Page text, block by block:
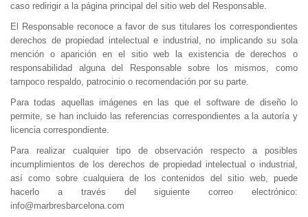
caso redirigir a la página principal del sitio web del Responsable.
El Responsable reconoce a favor de sus titulares los correspondientes
derechos de propiedad intelectual e industrial, no implicando su sola
mención o aparición en el sitio web la existencia de derechos o
responsabilidad alguna del Responsable sobre los mismos, como
tampoco respaldo, patrocinio o recomendación por su parte.
Para todas aquellas imágenes en las que el software de diseño lo
permite, se han incluido las referencias correspondientes a la autoría y
licencia correspondiente.
Para realizar cualquier tipo de observación respecto a posibles
incumplimientos de los derechos de propiedad intelectual o industrial,
así como sobre cualquiera de los contenidos del sitio web, puede
hacerlo a través del siguiente correo electrónico:
info@marbresbarcelona.com